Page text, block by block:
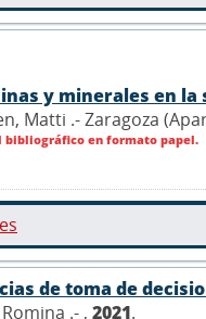
y minerales en
Matti .- Zaragoza
bibliográfico en formato papel.
de toma de
.- , 2021.